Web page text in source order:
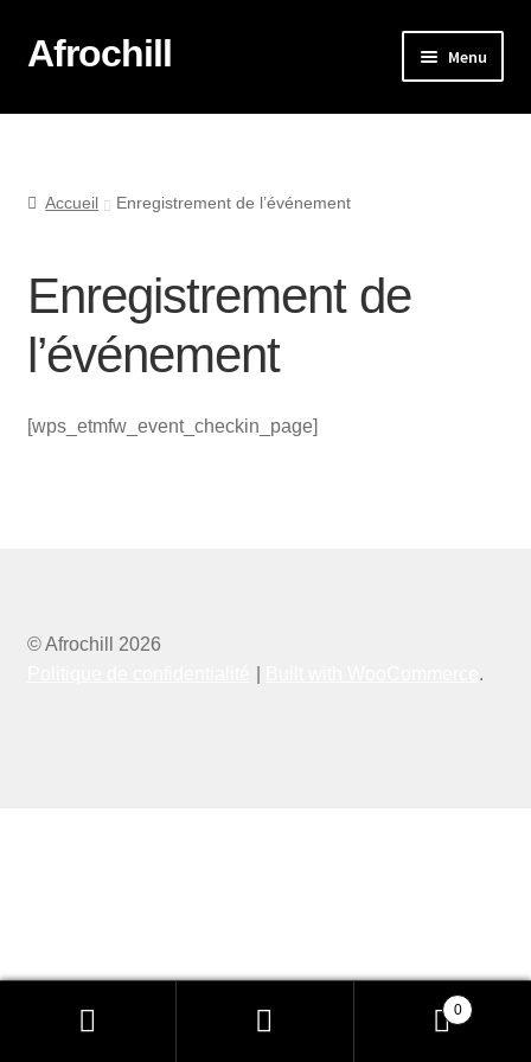
Afrochill Menu
Accueil
La boutique
Mon compte
Mon panier
Accueil Enregistrement de l’événement
Enregistrement de
l’événement
[wps_etmfw_event_checkin_page]
© Afrochill 2026
.
Recherche
0